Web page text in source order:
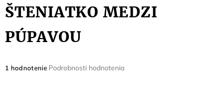
ŠTENIATKO MEDZI
PÚPAVOU
Priemerné
1 hodnotenie Podrobnosti hodnotenia